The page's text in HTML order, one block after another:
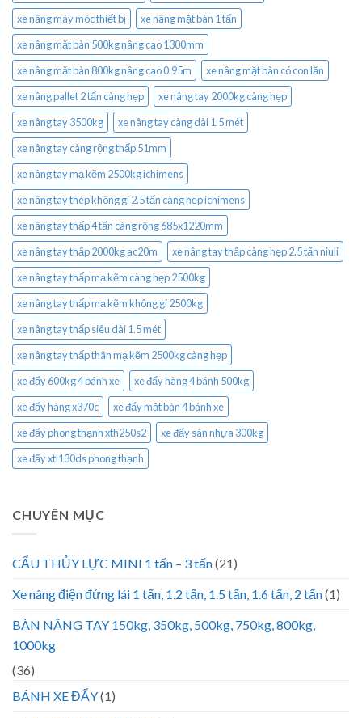
xe nâng máy móc thiết bị
xe nâng mặt bàn 1 tấn
xe nâng mặt bàn 500kg nâng cao 1300mm
xe nâng mặt bàn 800kg nâng cao 0.95m
xe nâng mặt bàn có con lăn
xe nâng pallet 2 tấn càng hẹp
xe nâng tay 2000kg càng hẹp
xe nâng tay 3500kg
xe nâng tay càng dài 1.5 mét
xe nâng tay càng rộng thấp 51mm
xe nâng tay mạ kẽm 2500kg ichimens
xe nâng tay thép không gỉ 2.5 tấn càng hẹp ichimens
xe nâng tay thấp 4 tấn càng rộng 685x1220mm
xe nâng tay thấp 2000kg ac20m
xe nâng tay thấp càng hẹp 2.5 tấn niuli
xe nâng tay thấp mạ kẽm càng hẹp 2500kg
xe nâng tay thấp mạ kẽm không gỉ 2500kg
xe nâng tay thấp siêu dài 1.5 mét
xe nâng tay thấp thân mạ kẽm 2500kg càng hẹp
xe đẩy 600kg 4 bánh xe
xe đẩy hàng 4 bánh 500kg
xe đẩy hàng x370c
xe đẩy mặt bàn 4 bánh xe
xe đẩy phong thạnh xth250s2
xe đẩy sàn nhựa 300kg
xe đẩy xtl130ds phong thạnh
CHUYÊN MỤC
CẨU THỦY LỰC MINI 1 tấn – 3 tấn(21)
Xe nâng điện đứng lái 1 tấn, 1.2 tấn, 1.5 tấn, 1.6 tấn, 2 tấn(1)
BÀN NÂNG TAY 150kg, 350kg, 500kg, 750kg, 800kg,
1000kg
(36)
BÁNH XE ĐẨY(1)